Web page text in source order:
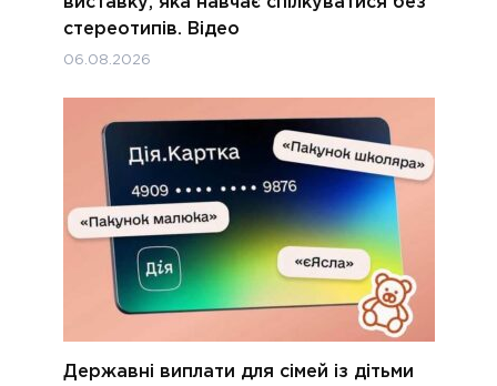
стереотипів. Відео
06.08.2026
Державні виплати для сімей із дітьми